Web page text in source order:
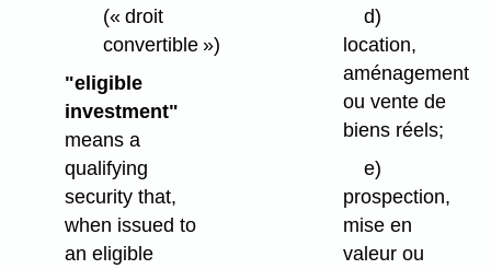
(« droit
convertible »)
"eligible
investment"
means a
qualifying
security that,
when issued to
an eligible
d)
location,
aménagement
ou vente de
biens réels;
e)
prospection,
mise en
valeur ou